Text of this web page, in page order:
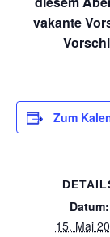
vakante
Zum
Datum:
15. Mai